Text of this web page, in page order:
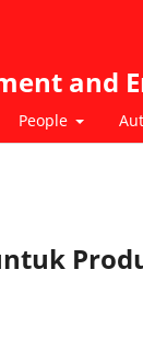
and
People